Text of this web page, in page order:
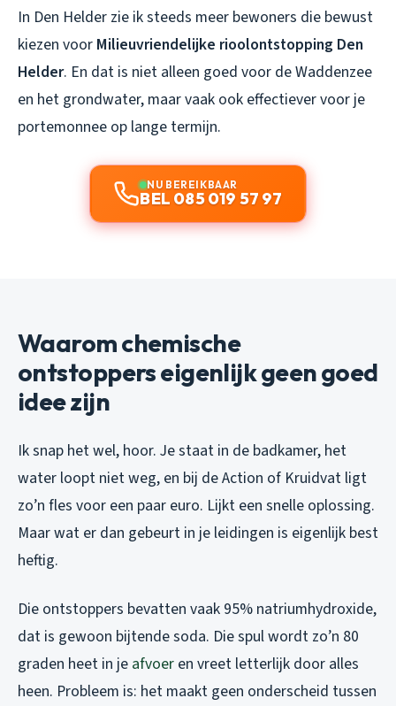
In Den Helder zie ik steeds meer bewoners die bewust
kiezen voor Milieuvriendelijke rioolontstopping Den
Helder. En dat is niet alleen goed voor de Waddenzee
en het grondwater, maar vaak ook effectiever voor je
portemonnee op lange termijn.
NU BEREIKBAAR
BEL 085 019 57 97
Waarom chemische
ontstoppers eigenlijk geen goed
idee zijn
Ik snap het wel, hoor. Je staat in de badkamer, het
water loopt niet weg, en bij de Action of Kruidvat ligt
zo’n fles voor een paar euro. Lijkt een snelle oplossing.
Maar wat er dan gebeurt in je leidingen is eigenlijk best
heftig.
Die ontstoppers bevatten vaak 95% natriumhydroxide,
dat is gewoon bijtende soda. Die spul wordt zo’n 80
graden heet in je afvoer en vreet letterlijk door alles
heen. Probleem is: het maakt geen onderscheid tussen